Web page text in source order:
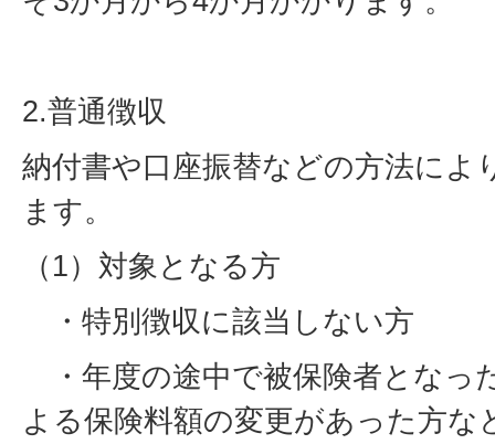
2.普通徴収
納付書や口座振替などの方法によ
ます。
（1）対象となる方
・特別徴収に該当しない方
・年度の途中で被保険者となっ
よる保険料額の変更があった方な